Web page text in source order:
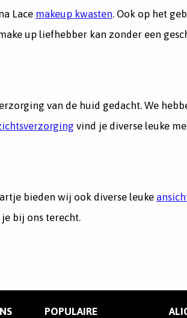
Lace makeup kwasten. Ook op het
up liefhebber kan zonder een
van de huid gedacht. We
vind je diverse leuke
bieden wij ook diverse leuke
bij ons terecht.
POPULAIRE